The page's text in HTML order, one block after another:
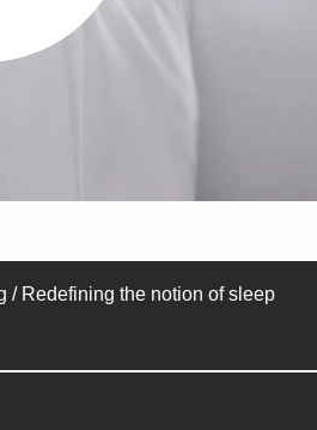
/ Redefining the notion of sleep